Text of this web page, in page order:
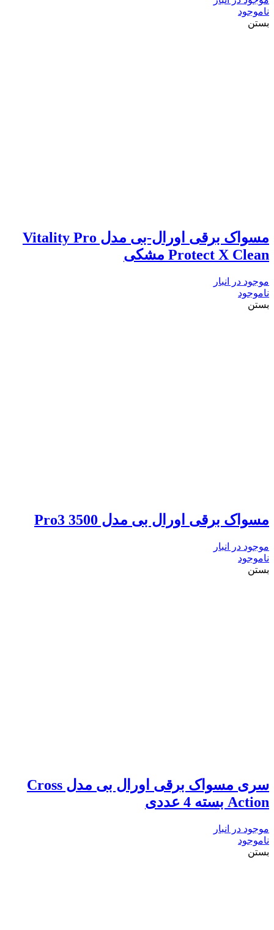
ناموجود
بستن
مسواک برقی اورال-بی مدل Vitality Pro
Protect X Clean مشکی
موجود در انبار
ناموجود
بستن
مسواک برقی اورال بی مدل Pro3 3500
موجود در انبار
ناموجود
بستن
سری مسواک برقی اورال بی مدل Cross
Action بسته 4 عددی
موجود در انبار
ناموجود
بستن